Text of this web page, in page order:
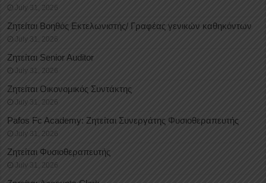
July 31, 2026
Ζητείται Βοηθός Εκτελωνιστής/ Γραφέας γενικών καθηκόντων
July 31, 2026
Ζητείται Senior Auditor
July 31, 2026
Ζητείται Οικονομικός Συντάκτης
July 31, 2026
Pafos Fc Academy: Ζητείται Συνεργάτης Φυσιοθεραπευτής
July 31, 2026
Ζητείται Φυσιοθεραπευτής
July 31, 2026